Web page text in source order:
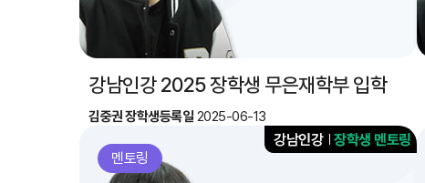
강남인강 2025 장학생 무은재학부 입학
김중권 장학생등록일 2025-06-13
멘토링